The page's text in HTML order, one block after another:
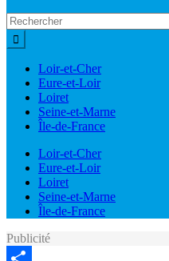
Loir-et-Cher
Eure-et-Loir
Loiret
Seine-et-Marne
Île-de-France
Loir-et-Cher
Eure-et-Loir
Loiret
Seine-et-Marne
Île-de-France
Publicité